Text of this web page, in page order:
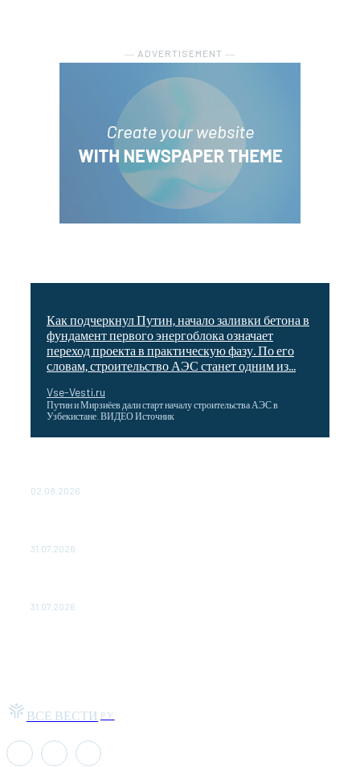
― ADVERTISEMENT ―
Как подчеркнул Путин, начало заливки бетона в
фундамент первого энергоблока означает
переход проекта в практическую фазу. По его
словам, строительство АЭС станет одним из...
Vse-Vesti.ru
Путин и Мирзиёев дали старт началу строительства АЭС в
Узбекистане. ВИДЕО Источник
02.08.2026
31.07.2026
31.07.2026
ВСЕ ВЕСТИ РУ